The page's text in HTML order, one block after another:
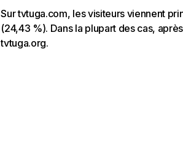
Sur tvtuga.com, les visiteurs viennent
(24,43 %). Dans la plupart des cas,
tvtuga.org.